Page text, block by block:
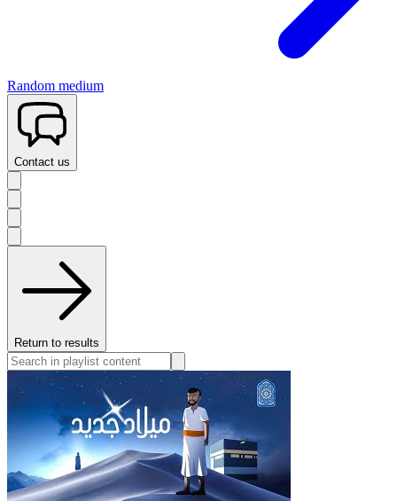
Random medium
Contact us
Return to results